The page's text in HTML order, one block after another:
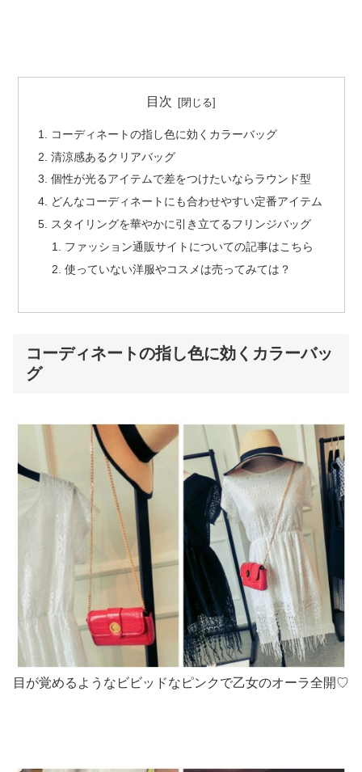
目次
コーディネートの指し色に効くカラーバッグ
清涼感あるクリアバッグ
個性が光るアイテムで差をつけたいならラウンド型
どんなコーディネートにも合わせやすい定番アイテム
スタイリングを華やかに引き立てるフリンジバッグ
ファッション通販サイトについての記事はこちら
使っていない洋服やコスメは売ってみては？
コーディネートの指し色に効くカラーバッ
グ
目が覚めるようなビビッドなピンクで乙女のオーラ全開♡